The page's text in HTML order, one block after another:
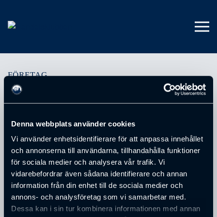
Denna webbplats använder cookies
Vi använder enhetsidentifierare för att anpassa innehållet
och annonserna till användarna, tillhandahålla funktioner
för sociala medier och analysera vår trafik. Vi
vidarebefordrar även sådana identifierare och annan
information från din enhet till de sociala medier och
annons- och analysföretag som vi samarbetar med.
Dessa kan i sin tur kombinera informationen med annan
FÖRETAG
Din mäklare i Borås
Behöver du en mäklare i Borås? Fastighetsbyrån är den
marknadsledande fastighetsmäklaren i Borås, en stad där
vi har funnits och verkat i över 50 år. Vi har kunskapen,
tjänsterna och produkterna som krävs för att göra din
bostadsaffär så smidig, trygg och lyckad som möjligt!